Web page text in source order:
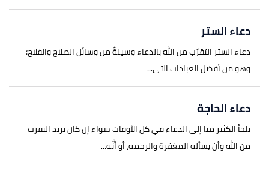
دعاء الستر
دعاء الستر التقرّب من الله بالدعاء وسيلةٌ من وسائل الصلاح والفلاح؛
وهو من أفضل العبادات التي...
دعاء الحاجة
يلجأ الكثير منا إلى الدعاء في كل الأوقات سواء إن كان يريد التقرب
من الله وأن يسأله المغفرة والرحمه، أو أنَّه...